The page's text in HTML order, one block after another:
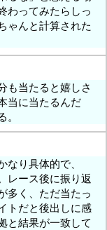
わってみたらしっ
ゃんと計算された
も当たると嬉しさ
当に当たるんだ
。
り具体的で、
レース後に振り返
多く、ただ当たっ
トだと後出しに感
と結果が一致して